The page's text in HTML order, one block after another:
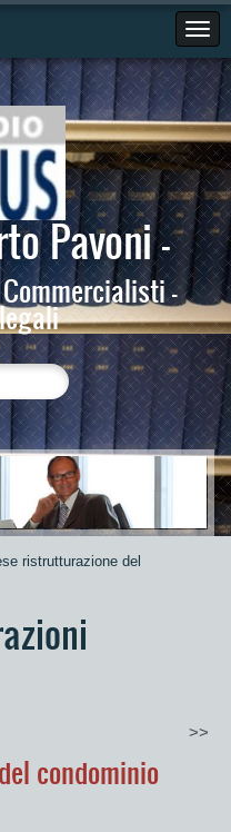
Pavoni -
-
ristrutturazione del
>>
condominio